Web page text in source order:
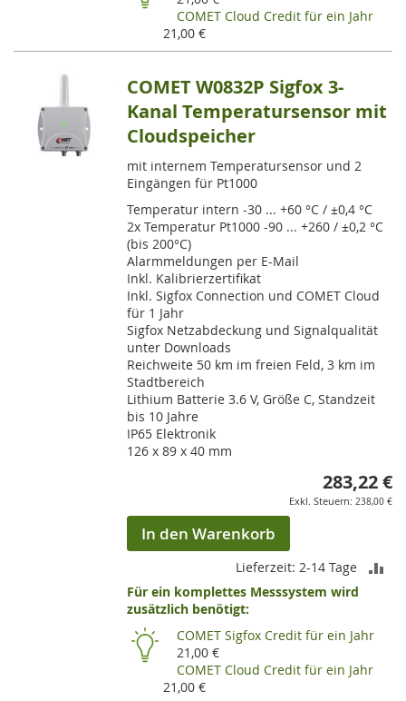
COMET Cloud Credit für ein Jahr
21,00 €
COMET W0832P Sigfox 3-
Kanal Temperatursensor mit
Cloudspeicher
mit internem Temperatursensor und 2
Eingängen für Pt1000
Temperatur intern -30 ... +60 °C / ±0,4 °C
2x Temperatur Pt1000 -90 ... +260 / ±0,2 °C
(bis 200°C)
Alarmmeldungen per E-Mail
Inkl. Kalibrierzertifikat
Inkl. Sigfox Connection und COMET Cloud
für 1 Jahr
Sigfox Netzabdeckung und Signalqualität
unter Downloads
Reichweite 50 km im freien Feld, 3 km im
Stadtbereich
Lithium Batterie 3.6 V, Größe C, Standzeit
bis 10 Jahre
IP65 Elektronik
126 x 89 x 40 mm
283,22 €
238,00 €
In den Warenkorb
Lieferzeit: 2-14 Tage
Für ein komplettes Messsystem wird
zusätzlich benötigt:
COMET Sigfox Credit für ein Jahr
21,00 €
COMET Cloud Credit für ein Jahr
21,00 €